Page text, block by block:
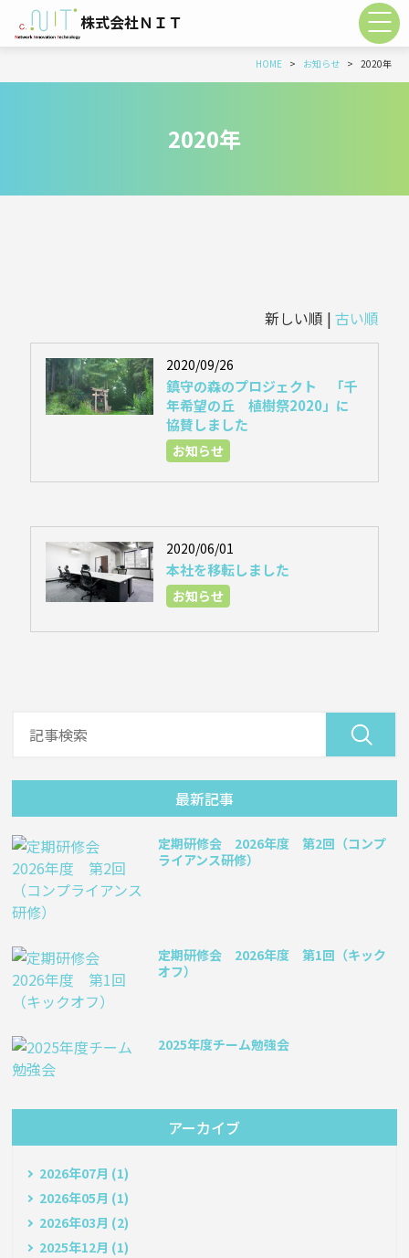
株式会社ＮＩＴ
HOME お知らせ 2020年
2020年
新しい順 | 古い順
2020/09/26
鎮守の森のプロジェクト 「千
年希望の丘 植樹祭2020」に
協賛しました
お知らせ
2020/06/01
本社を移転しました
お知らせ
最新記事
定期研修会 2026年度 第2回（コンプ
ライアンス研修）
定期研修会 2026年度 第1回（キック
オフ）
2025年度チーム勉強会
アーカイブ
2026年07月 (1)
2026年05月 (1)
2026年03月 (2)
2025年12月 (1)